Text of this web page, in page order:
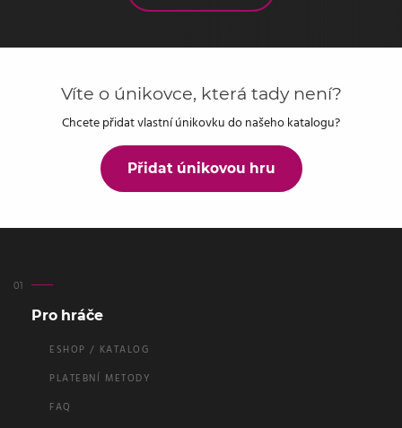
Víte o únikovce, která tady není?
Chcete přidat vlastní únikovku do našeho katalogu?
Přidat únikovou hru
Pro hráče
ESHOP / KATALOG
PLATEBNÍ METODY
FAQ